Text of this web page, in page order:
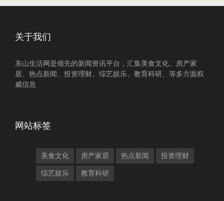
关于我们
东山生活网是领先的新闻资讯平台，汇集美食文化、房产家
居、热点新闻、投资理财、综艺娱乐、教育科研、等多方面权
威信息
网站标签
美食文化 房产家居 热点新闻 投资理财
综艺娱乐 教育科研